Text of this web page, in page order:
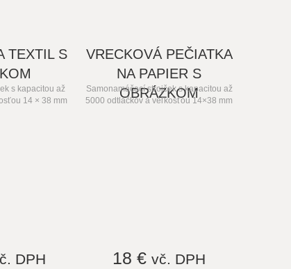
TEXTIL S
s kapacitou až
14 × 38 mm
DPH
VRECKOVÁ PEČIATKA
NA PAPIER S
OBRÁZKOM
Samonamáčací strojček s kapacitou až
5000 odtlačkov a veľkosťou 14×38 mm
18 € vč. DPH